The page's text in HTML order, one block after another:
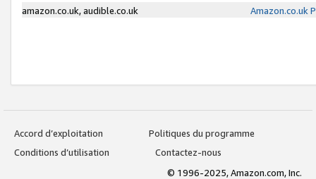
amazon.co.uk, audible.co.uk
Amazon.co.uk
Accord d’exploitation
Politiques du programme
Conditions d’utilisation
Contactez-nous
© 1996-2025, Amazon.com, Inc.